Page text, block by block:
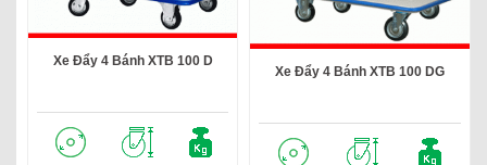
Xe Đẩy 4 Bánh XTB 100 D
Xe Đẩy 4 Bánh XTB 100 DG